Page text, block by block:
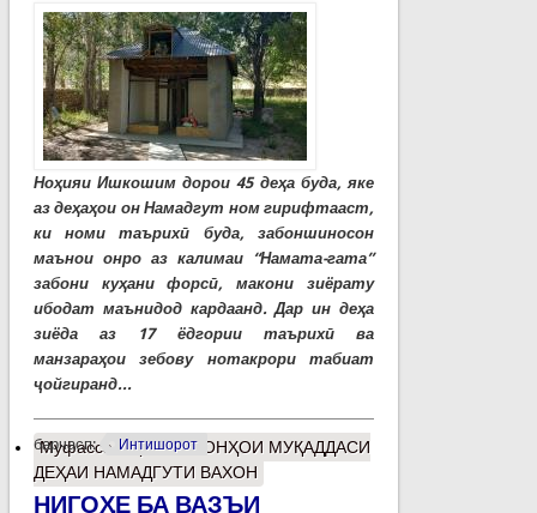
Ноҳияи Ишкошим дорои 45 деҳа буда, яке
аз деҳаҳои он Намадгут ном гирифтааст,
ки номи таърихӣ буда, забоншиносон
маънои онро аз калимаи “Намата-гата”
забони куҳани форсӣ, макони зиёрату
ибодат маънидод кардаанд. Дар ин деҳа
зиёда аз 17 ёдгории таърихӣ ва
манзараҳои зебову нотакрори табиат
ҷойгиранд...
барчасп: Интишорот
Муфассалтаро МАКОНҲОИ МУҚАДДАСИ
ДЕҲАИ НАМАДГУТИ ВАХОН
НИГОҲЕ БА ВАЗЪИ